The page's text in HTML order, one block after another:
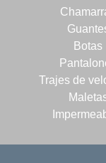
Botas
Trajes de